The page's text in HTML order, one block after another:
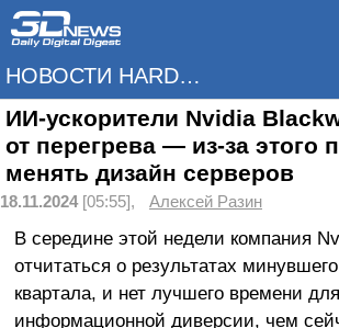
НОВОСТИ HARDWARE
ИИ-ускорители Nvidia
от перегрева — из-за этого
менять дизайн серверов
18.11.2024[05:55], Алексей Разин
В середине этой недели компания
отчитаться о результатах
квартала, и нет лучшего времени для
информационной диверсии, чем